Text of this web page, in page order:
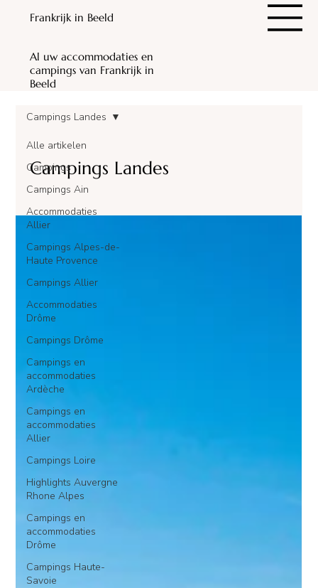
Frankrijk in Beeld
Al uw accommodaties en
campings van Frankrijk in
Beeld
Alle artikelen
Campings
Campings Ain
Accommodaties
Allier
Campings Alpes-de-
Haute Provence
Campings Allier
Accommodaties
Drôme
Campings Drôme
Campings en
accommodaties
Ardèche
Campings en
accommodaties
Allier
Campings Loire
Highlights Auvergne
Rhone Alpes
Campings en
accommodaties
Drôme
Campings Haute-
Savoie
Campings Landes
Campings Landes